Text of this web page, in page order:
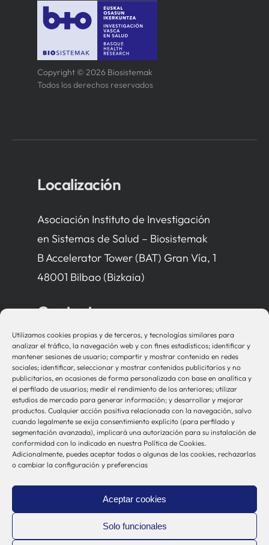
Utilizamos cookies propias y de terceros, y tecnologías similares para
analizar el tráfico, la navegación web y con fines estadísticos; identificar y
mantener sesiones de usuario; compartir y mostrar contenido en redes
sociales; identificar, seleccionar y mostrar contenidos publicitarios y no
publicitarios, en ocasiones de forma personalizada con base en analítica y
el perfilado de usuarios; medir el rendimiento de los anteriores; utilizar
estudios de mercado para generar información; y desarrollar y mejorar
productos. Cualquier acción positiva relacionada con la navegación, salvo
cuando legalmente se exija consentimiento explícito (para perfilado y
segmentación avanzada), implicará una autorización para su instalación de
conformidad con lo indicado en nuestra Política de Cookies.
Adicionalmente, puedes aceptar todas o algunas de las cookies, rechazarlas
o cambiar la configuración y preferencias
Aceptar cookies
Solo funcionales
Copyright © 2026 Biosistemak
Todos los derechos reservados
Localización
Asociación Instituto de Investigación
en Sistemas de Salud – Biosistemak
B Accelerator Tower (BAT) Gran Vía, 1
48001 Bilbao (Bizkaia)
Contacto
bio-sistemak@bio-sistemak.eus
944 00 77 90
Otros Enlaces
Osakidetza
Política de Privacidad